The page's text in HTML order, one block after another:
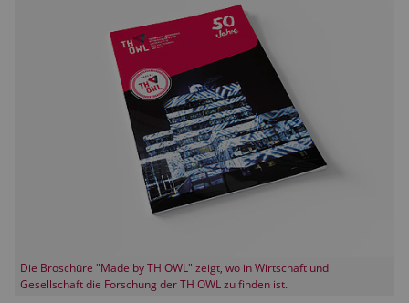
Die Broschüre "Made by TH OWL" zeigt, wo in Wirtschaft und
Gesellschaft die Forschung der TH OWL zu finden ist.